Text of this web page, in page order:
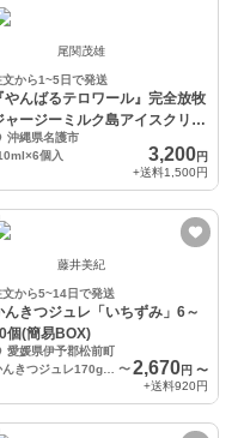
尾関茂雄
文から1~5日で発送
やんばるテロワール』完全放牧
ャージーミルク島アイスクリー
5種6個入り
沖縄県名護市
個入
3,200円
+送料1,500円
藤井美紀
文から5~14日で発送
んきつジュレ「いちずみ」6～
個(簡易BOX)
愛媛県伊予郡松前町
かんきつジュレ170g×6個
〜2,670円 〜
+送料920円